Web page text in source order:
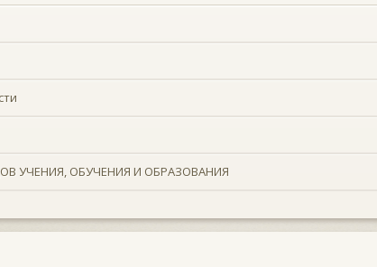
УЧЕНИЯ, ОБУЧЕНИЯ И ОБРАЗОВАНИЯ